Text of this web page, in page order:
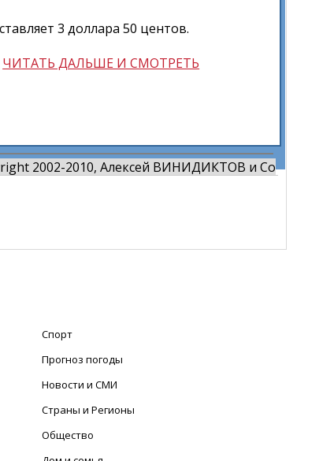
3 доллара 50 центов.
ЧИТАТЬ ДАЛЬШЕ И СМОТРЕТЬ
2002-2010, Алексей ВИНИДИКТОВ и Co
Спорт
Прогноз погоды
Новости и СМИ
Страны и Регионы
Общество